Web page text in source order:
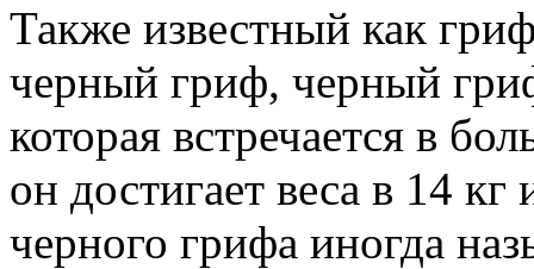
Также известный как
черный гриф, черный
которая встречается в
он достигает веса в 14
черного грифа иногда